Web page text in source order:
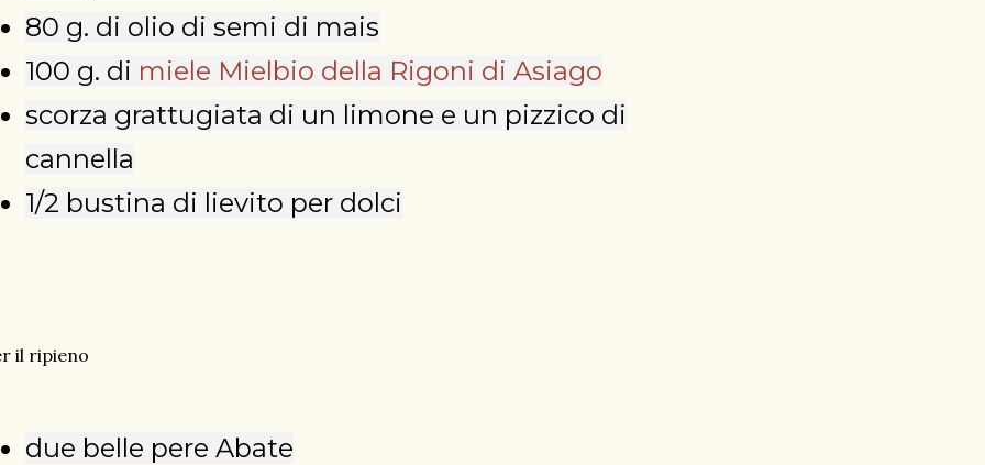
80 g. di olio di semi di mais
100 g. di miele Mielbio della Rigoni di Asiago
scorza grattugiata di un limone e un pizzico di
cannella
1/2 bustina di lievito per dolci
il ripieno
due belle pere Abate